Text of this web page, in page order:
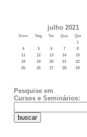
julho 2021
Dom Seg Ter Qua Qui
1
4
5 6 7 8
11
12 13 14 15
18
19 20 21 22
25
26 27 28 29
Pesquise em
Cursos e Seminários: